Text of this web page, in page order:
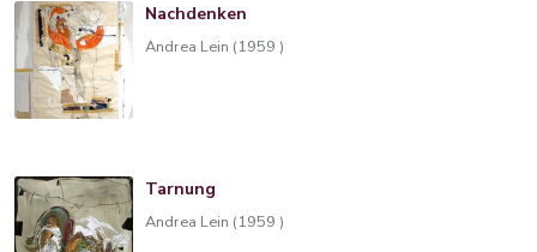
Nachdenken
Andrea Lein (1959 )
Tarnung
Andrea Lein (1959 )